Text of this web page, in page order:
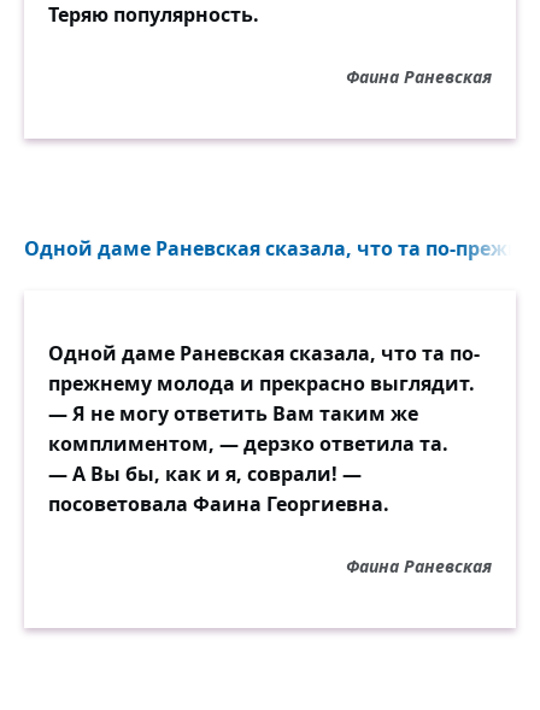
Теряю популярность.
Фаина Раневская
Одной даме Раневская сказала, что та по-
Одной даме Раневская сказала, что та по-
прежнему молода и прекрасно выглядит.
— Я не могу ответить Вам таким же
комплиментом, — дерзко ответила та.
— А Вы бы, как и я, соврали! —
посоветовала Фаина Георгиевна.
Фаина Раневская